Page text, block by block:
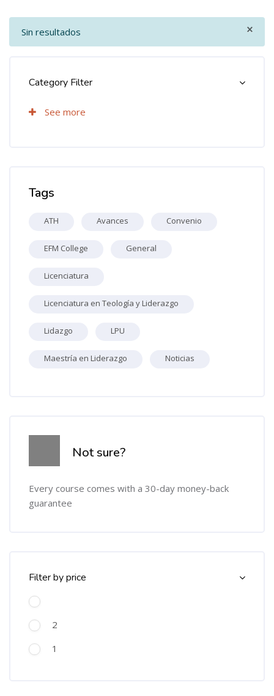
×
Sin resultados
Category Filter
See more
Tags
ATH Avances Convenio
EFM College General
Licenciatura
Licenciatura en Teología y Liderazgo
Lidazgo LPU
Maestría en Liderazgo Noticias
Not sure?
Every course comes with a 30-day money-back
guarantee
Filter by price
2
1